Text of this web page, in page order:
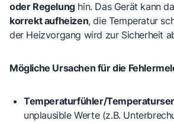
oder Regelunghin. Das Gerät kann
korrekt aufheizen, die Temperatur
der Heizvorgang wird zur Sicherheit
Mögliche Ursachen für die
Temperaturfühler/
unplausible Werte (z.B.